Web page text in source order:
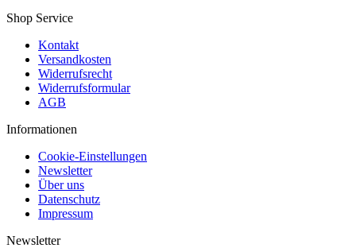
Shop Service
Kontakt
Versandkosten
Widerrufsrecht
Widerrufsformular
AGB
Informationen
Cookie-Einstellungen
Newsletter
Über uns
Datenschutz
Impressum
Newsletter